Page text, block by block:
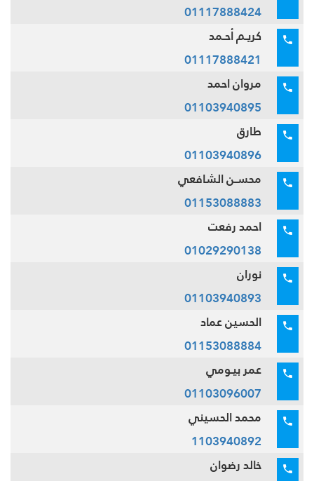
01117888424
كريـم أحـمد
01117888421
مروان احمد
01103940895
طارق
01103940896
محسـن الشافعي
01153088883
احمد رفعت
01029290138
نوران
01103940893
الحسين عماد
01153088884
عمر بيـومي
01103096007
محمد الحسيني
1103940892
خالد رضوان